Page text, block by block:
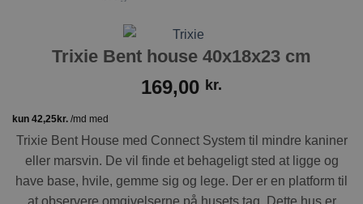
Trixie Bent house 40x18x23 cm
169,00 kr.
Trixie Bent House med Connect System til mindre kaniner
eller marsvin. De vil finde et behageligt sted at ligge og
have base, hvile, gemme sig og lege. Der er en platform til